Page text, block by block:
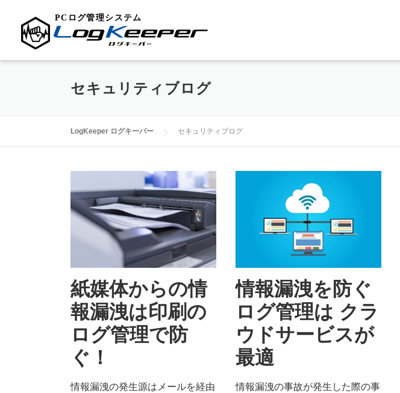
セキュリティブログ
LogKeeper ログキーパー セキュリティブログ
紙媒体からの情
報漏洩は印刷の
ログ管理で防
ぐ！
情報漏洩の発生源はメールを経由
情報漏洩を防ぐ
ログ管理は クラ
ウドサービスが
最適
情報漏洩の事故が発生した際の事